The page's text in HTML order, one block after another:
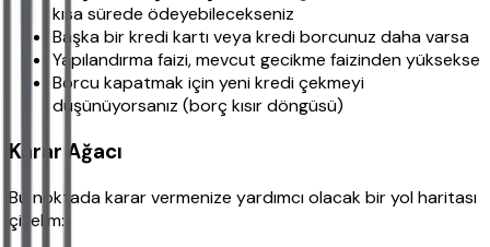
kısa sürede ödeyebilecekseniz
Başka bir kredi kartı veya kredi borcunuz daha varsa
Yapılandırma faizi, mevcut gecikme faizinden yüksekse
Borcu kapatmak için yeni kredi çekmeyi
düşünüyorsanız (borç kısır döngüsü)
Karar Ağacı
Bu noktada karar vermenize yardımcı olacak bir yol haritası
çizelim: